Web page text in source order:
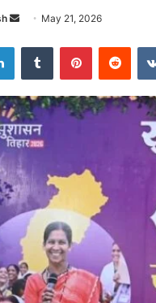
Send
email
May 21, 2026
LinkedInTumblr Pinterest